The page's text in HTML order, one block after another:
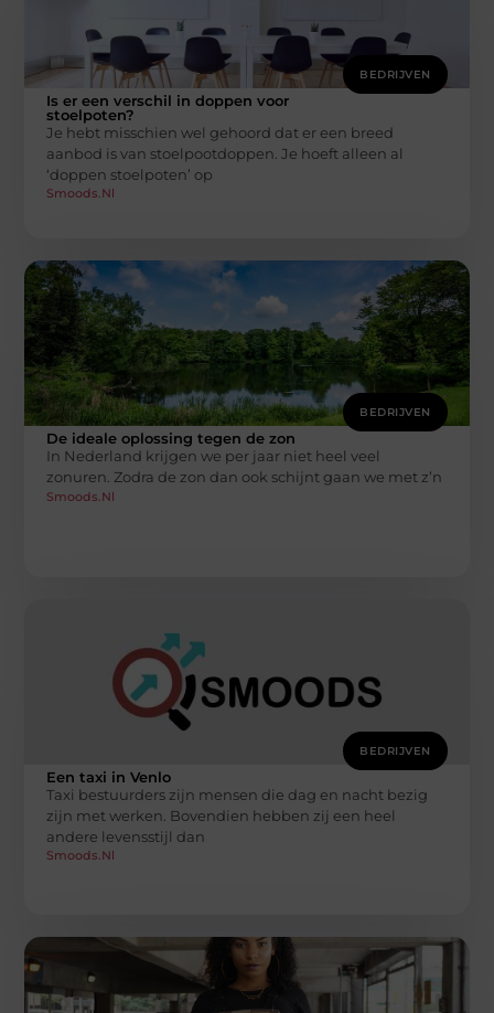
BEDRIJVEN
Is er een verschil in doppen voor
stoelpoten?
Je hebt misschien wel gehoord dat er een breed
aanbod is van stoelpootdoppen. Je hoeft alleen al
‘doppen stoelpoten’ op
Smoods.nl
BEDRIJVEN
De ideale oplossing tegen de zon
In Nederland krijgen we per jaar niet heel veel
zonuren. Zodra de zon dan ook schijnt gaan we met z’n
Smoods.nl
BEDRIJVEN
Een taxi in Venlo
Taxi bestuurders zijn mensen die dag en nacht bezig
zijn met werken. Bovendien hebben zij een heel
andere levensstijl dan
Smoods.nl